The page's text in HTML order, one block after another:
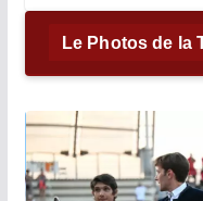
Le Photos de la